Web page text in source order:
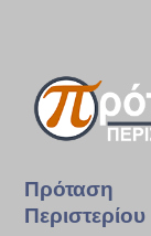
Πρόταση
Περιστερίου